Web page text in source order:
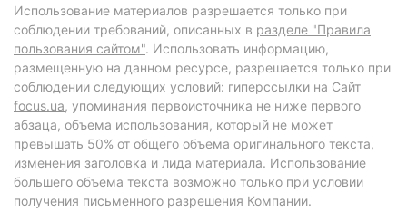
Использование материалов разрешается только при
соблюдении требований, описанных в разделе "Правила
пользования сайтом". Использовать информацию,
размещенную на данном ресурсе, разрешается только при
соблюдении следующих условий: гиперссылки на Сайт
focus.ua, упоминания первоисточника не ниже первого
абзаца, объема использования, который не может
превышать 50% от общего объема оригинального текста,
изменения заголовка и лида материала. Использование
большего объема текста возможно только при условии
получения письменного разрешения Компании.